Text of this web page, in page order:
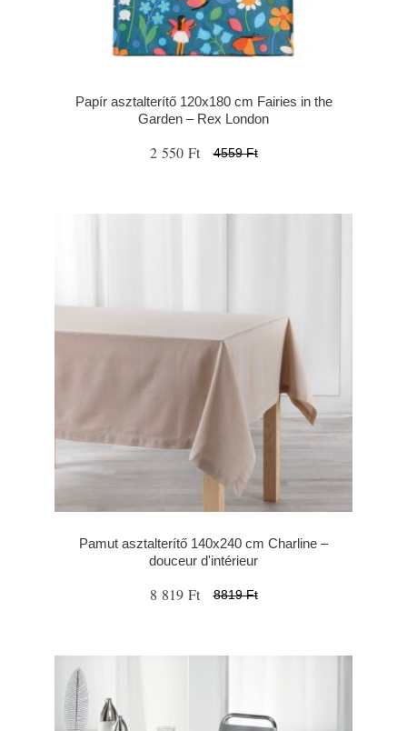
Papír asztalterítő 120x180 cm Fairies in the
Garden – Rex London
2 550 Ft 4559 Ft
Pamut asztalterítő 140x240 cm Charline –
douceur d'intérieur
8 819 Ft 8819 Ft